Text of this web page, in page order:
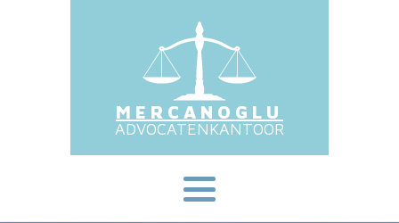
MERCANOGLU
ADVOCATENKANTOOR